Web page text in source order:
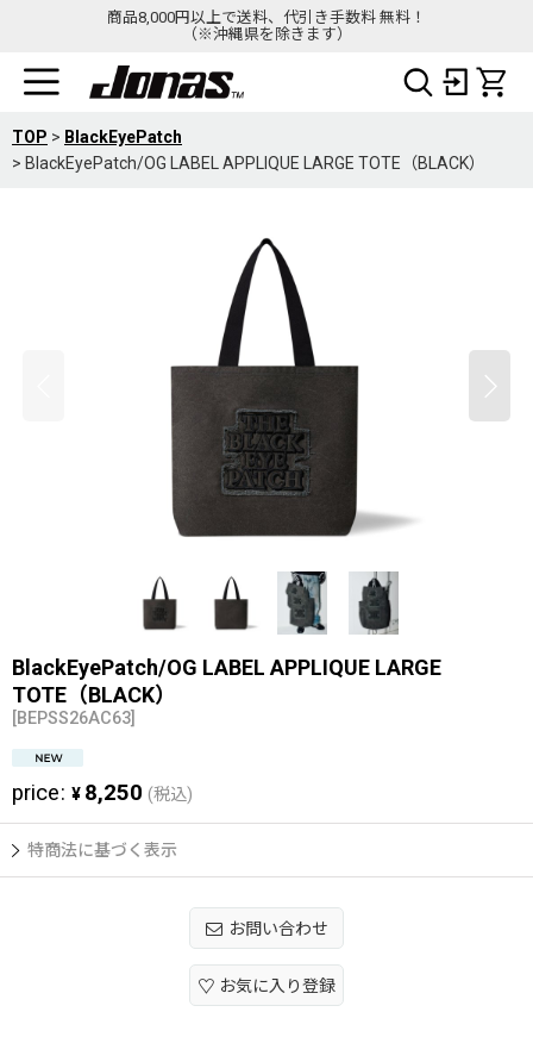
商品8,000円以上で送料、代引き手数料 無料！
（※沖縄県を除きます）
TOP > BlackEyePatch
> BlackEyePatch/OG LABEL APPLIQUE LARGE TOTE（BLACK）
BlackEyePatch/OG LABEL APPLIQUE LARGE
TOTE（BLACK）
[BEPSS26AC63]
price: ¥ 8,250 (税込)
特商法に基づく表示
お問い合わせ
お気に入り登録